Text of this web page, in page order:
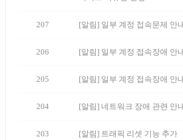
207 [알림] 일부 계정 접속문제 안
206 [알림] 일부 계정 접속장애 안
205 [알림] 일부 계정 접속장애 안
204 [알림] 네트워크 장애 관련 안
203 [알림] 트래픽 리셋 기능 추가